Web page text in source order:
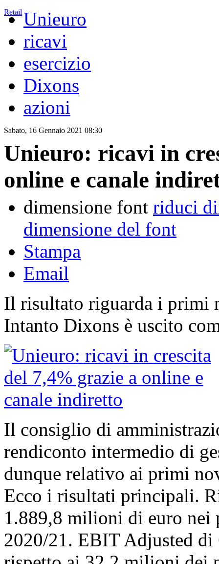
Retail Unieuro
ricavi
esercizio
Dixons
azioni
Sabato, 16 Gennaio 2021 08:30
Unieuro: ricavi in
online e canale
dimensione font riduci
dimensione del font
Stampa
Email
Il risultato riguarda i primi
Intanto Dixons è uscito
Il consiglio di
rendiconto intermedio di
dunque relativo ai primi
Ecco i risultati principali.
1.889,8 milioni di euro nei
2020/21. EBIT Adjusted